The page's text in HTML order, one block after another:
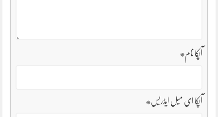
آپکا نام*
آپکا ای میل ایڈریس*